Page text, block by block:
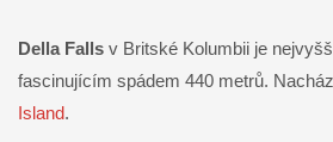
Della Falls v Britské Kolumbii je
fascinujícím spádem 440 metrů.
Island.